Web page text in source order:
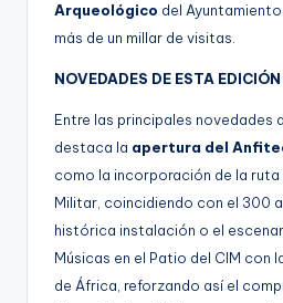
Arqueológico del
más de un millar de visitas.
NOVEDADES DE ESTA EDICIÓN
Entre las principales novedades
destaca la apertura del
como la incorporación de la ruta
Militar, coincidiendo con el 300
histórica instalación o el
Músicas en el Patio del CIM con
de África, reforzando así el